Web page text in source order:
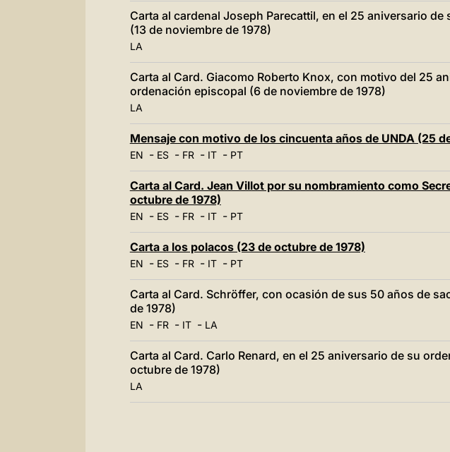
Carta al cardenal Joseph Parecattil, en el 25 aniversario
(13 de noviembre de 1978)
LA
Carta al Card. Giacomo Roberto Knox, con motivo del 25
ordenación episcopal (6 de noviembre de 1978)
LA
Mensaje con motivo de los cincuenta años de UNDA (25
EN - ES- FR- IT- PT
Carta al Card. Jean Villot por su nombramiento como
octubre de 1978)
EN - ES- FR- IT- PT
Carta a los polacos (23 de octubre de 1978)
EN - ES- FR- IT- PT
Carta al Card. Schröffer, con ocasión de sus 50 años de
de 1978)
EN - FR- IT- LA
Carta al Card. Carlo Renard, en el 25 aniversario de su
octubre de 1978)
LA